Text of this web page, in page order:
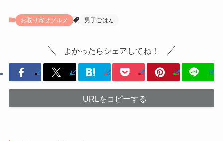
お取り寄せグルメ 男子ごはん
よかったらシェアしてね！
URLをコピーする